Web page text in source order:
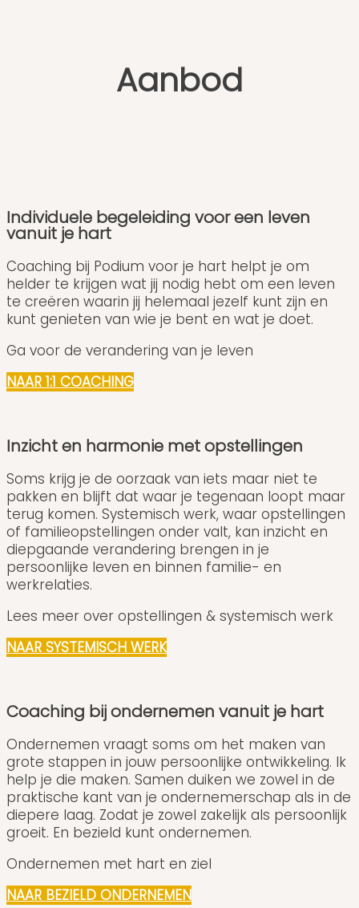
Aanbod
Individuele begeleiding voor een leven
vanuit je hart
Coaching bij Podium voor je hart helpt je om
helder te krijgen wat jij nodig hebt om een leven
te creëren waarin jij helemaal jezelf kunt zijn en
kunt genieten van wie je bent en wat je doet.
Ga voor de verandering van je leven
NAAR 1:1 COACHING
Inzicht en harmonie met opstellingen
Soms krijg je de oorzaak van iets maar niet te
pakken en blijft dat waar je tegenaan loopt maar
terug komen. Systemisch werk, waar opstellingen
of familieopstellingen onder valt, kan inzicht en
diepgaande verandering brengen in je
persoonlijke leven en binnen familie- en
werkrelaties.
Lees meer over opstellingen & systemisch werk
NAAR SYSTEMISCH WERK
Coaching bij ondernemen vanuit je hart
Ondernemen vraagt soms om het maken van
grote stappen in jouw persoonlijke ontwikkeling. Ik
help je die maken. Samen duiken we zowel in de
praktische kant van je ondernemerschap als in de
diepere laag. Zodat je zowel zakelijk als persoonlijk
groeit. En bezield kunt ondernemen.
Ondernemen met hart en ziel
NAAR BEZIELD ONDERNEMEN